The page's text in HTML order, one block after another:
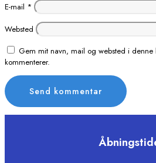
E-mail *
Websted
Gem mit navn, mail og websted i
kommenterer.